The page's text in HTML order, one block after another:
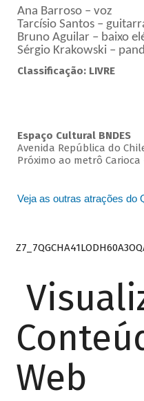
Ana Barroso – voz
Tarcísio Santos –
Bruno Aguilar – baixo
Sérgio Krakowski –
Classificação: LIVRE
Espaço Cultural BNDES
Avenida República do
Próximo ao metrô Carioca
Veja as outras atrações do
Web